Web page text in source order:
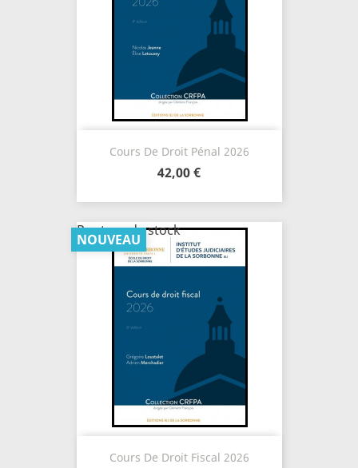
Cours De Droit Pénal 2026
42,00 €
Cours De Droit Fiscal 2026
NOUVEAU
Rupture de stock